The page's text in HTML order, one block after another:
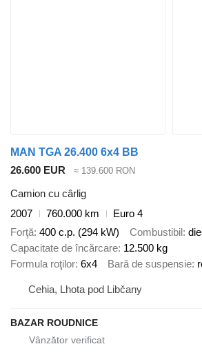
MAN TGA 26.400 6x4 BB
26.600 EUR
≈ 139.600 RON
Camion cu cârlig
2007
760.000 km
Euro 4
Forţă 400 c.p. (294 kW) Combustibil
Capacitate de încărcare 12.500 kg
Formula roţilor 6x4 Bară de suspensie
Cehia, Lhota pod Libčany
BAZAR ROUDNICE